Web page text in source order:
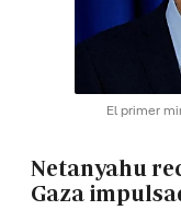
El primer
Netanyahu
Gaza